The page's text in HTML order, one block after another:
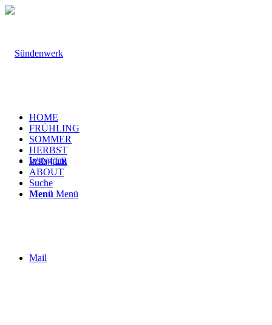
Instagram
Mail
HOME
FRÜHLING
SOMMER
HERBST
WINTER
ABOUT
Suche
Menü Menü